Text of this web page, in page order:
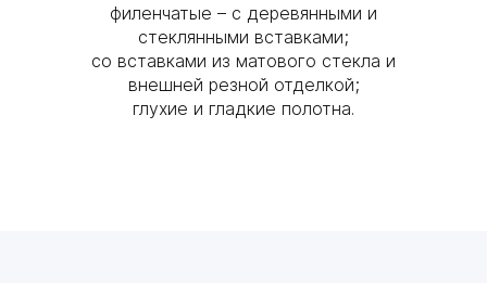
филенчатые – с деревянными и
стеклянными вставками;
cо вставками из матового стекла и
внешней резной отделкой;
глухие и гладкие полотна.